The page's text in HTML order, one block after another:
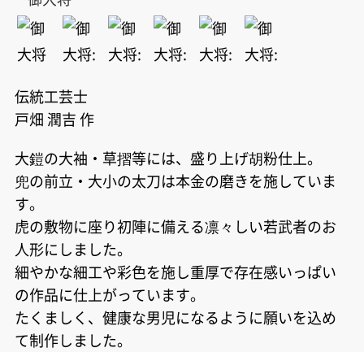
伝統工芸士
戸畑 潤吉 作
大鎧の大袖・草摺等には、盛り上げ胡粉仕上。
兜の前立・大小の太刀は本金の磨きを施していま
す。
虎の敷物に座り初陣に備える凛々しい若武者のお
人形にしました。
細やかな細工や彩色を施し重厚で存在感いっぱい
の作品に仕上がっています。
たくましく、健康な男児になるように願いを込め
て制作しました。